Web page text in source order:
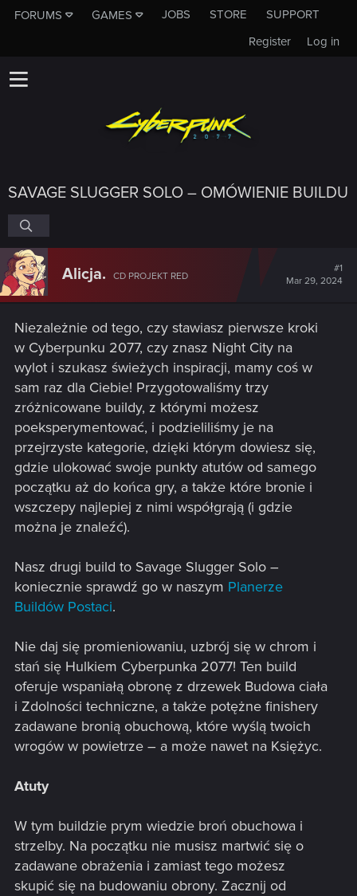
FORUMS GAMES JOBS STORE
SUPPORT
Log in
Register
SAVAGE SLUGGER SOLO – OMÓWIENIE BUILDU
Alicja. CD PROJEKT RED
#1
Mar 29, 2024
Niezależnie od tego, czy stawiasz pierwsze kroki
w Cyberpunku 2077, czy znasz Night City na
wylot i szukasz świeżych inspiracji, mamy coś w
sam raz dla Ciebie! Przygotowaliśmy trzy
zróżnicowane buildy, z którymi możesz
poeksperymentować, i podzieliliśmy je na
przejrzyste kategorie, dzięki którym dowiesz się,
gdzie ulokować swoje punkty atutów od samego
początku aż do końca gry, a także które bronie i
wszczepy najlepiej z nimi współgrają (i gdzie
można je znaleźć).
Nasz drugi build to Savage Slugger Solo –
koniecznie sprawdź go w naszym Planerze
Buildów Postaci.
Nie daj się promieniowaniu, uzbrój się w chrom i
stań się Hulkiem Cyberpunka 2077! Ten build
oferuje wspaniałą obronę z drzewek Budowa ciała
i Zdolności techniczne, a także potężne finishery
zadawane bronią obuchową, które wyślą twoich
wrogów w powietrze – a może nawet na Księżyc.
Atuty
W tym buildzie prym wiedzie broń obuchowa i
strzelby. Na początku nie musisz martwić się o
zadawane obrażenia i zamiast tego możesz
skupić się na budowaniu obrony. Zacznij od